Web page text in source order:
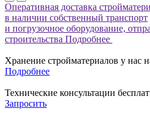
Оперативная доставка
в наличии собственный транспорт
и погрузочное оборудование,
строительства Подробнее
Хранение стройматериалов у нас
Подробнее
Технические консультации
Запросить